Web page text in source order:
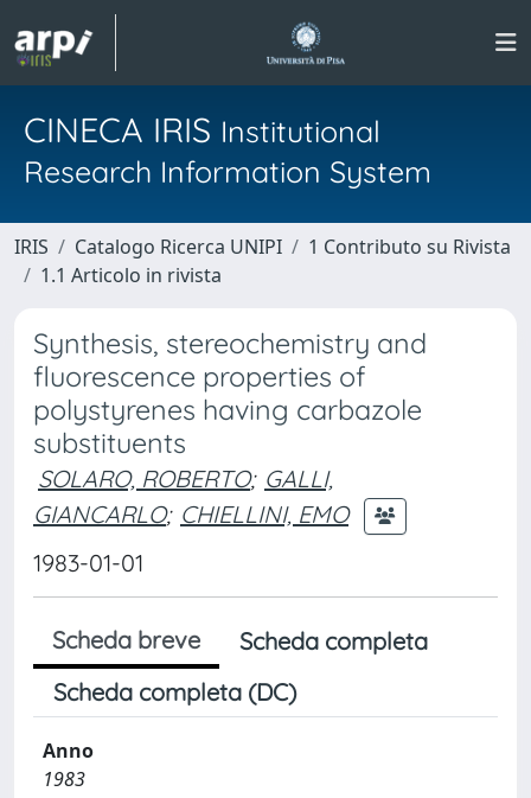
CINECA IRIS Institutional
Research Information System
IRIS Catalogo Ricerca UNIPI
1 Contributo su Rivista
1.1 Articolo in rivista
Synthesis, stereochemistry and
fluorescence properties of
polystyrenes having carbazole
substituents
SOLARO, ROBERTO; GALLI,
GIANCARLO; CHIELLINI, EMO
1983-01-01
Scheda breve
Scheda completa
Scheda completa (DC)
Anno
1983